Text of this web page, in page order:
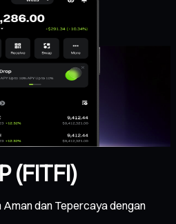
(FITFI)
Aman dan Tepercaya dengan